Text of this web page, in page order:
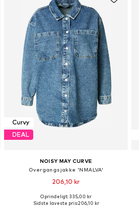
Curvy
DEAL
NOISY MAY CURVE
Overgangsjakke 'NMALVA'
206,10 kr
Oprindeligt: 335,00 kr
Sidste laveste pris:206,10 kr